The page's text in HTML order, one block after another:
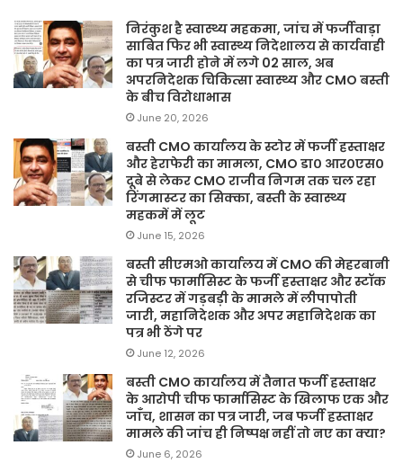
निरंकुश है स्वास्थ्य महकमा, जांच में फर्जीवाड़ा
साबित फिर भी स्वास्थ्य निदेशालय से कार्यवाही
का पत्र जारी होने में लगे 02 साल, अब
अपरनिदेशक चिकित्सा स्वास्थ्य और CMO बस्ती
के बीच विरोधाभास
June 20, 2026
बस्ती CMO कार्यालय के स्टोर में फर्जी हस्ताक्षर
और हेराफेरी का मामला, CMO डा० आर०एस०
दूबे से लेकर CMO राजीव निगम तक चल रहा
रिंगमास्टर का सिक्का, बस्ती के स्वास्थ्य
महकमें में लूट
June 15, 2026
बस्ती सीएमओ कार्यालय में CMO की मेहरबानी
से चीफ फार्मासिस्ट के फर्जी हस्ताक्षर और स्टॉक
रजिस्टर में गड़बड़ी के मामले में लीपापोती
जारी, महानिदेशक और अपर महानिदेशक का
पत्र भी ठेंगे पर
June 12, 2026
बस्ती CMO कार्यालय में तैनात फर्जी हस्ताक्षर
के आरोपी चीफ फार्मासिस्ट के खिलाफ एक और
जाँच, शासन का पत्र जारी, जब फर्जी हस्ताक्षर
मामले की जांच ही निष्पक्ष नहीं तो नए का क्या?
June 6, 2026